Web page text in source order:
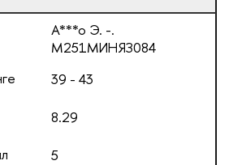
А***о Э. -.
М251МИНЯЗ084
39 - 43
8.29
5